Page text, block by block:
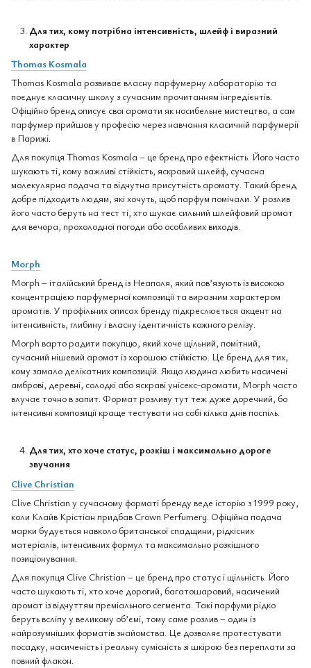
Для тих, кому потрібна інтенсивність, шлейф і виразний
характер
Thomas Kosmala
Thomas Kosmala розвиває власну парфумерну лабораторію та
поєднує класичну школу з сучасним прочитанням інгредієнтів.
Офіційно бренд описує свої аромати як носибельне мистецтво, а сам
парфумер прийшов у професію через навчання класичній парфумерії
в Парижі.
Для покупця Thomas Kosmala – це бренд про ефектність. Його часто
шукають ті, кому важливі стійкість, яскравий шлейф, сучасна
молекулярна подача та відчутна присутність аромату. Такий бренд
добре підходить людям, які хочуть, щоб парфум помічали. У розлив
його часто беруть на тест ті, хто шукає сильний шлейфовий аромат
для вечора, прохолодної погоди або особливих виходів.
Morph
Morph – італійський бренд із Неаполя, який пов’язують із високою
концентрацією парфумерної композиції та виразним характером
ароматів. У профільних описах бренду підкреслюється акцент на
інтенсивність, глибину і власну ідентичність кожного релізу.
Morph варто радити покупцю, який хоче щільний, помітний,
сучасний нішевий аромат із хорошою стійкістю. Це бренд для тих,
кому замало делікатних композицій. Якщо людина любить насичені
амброві, деревні, солодкі або яскраві унісекс-аромати, Morph часто
влучає точно в запит. Формат розливу тут теж дуже доречний, бо
інтенсивні композиції краще тестувати на собі кілька днів поспіль.
Для тих, хто хоче статус, розкіш і максимально дороге
звучання
Clive Christian
Clive Christian у сучасному форматі бренду веде історію з 1999 року,
коли Клайв Крістіан придбав Crown Perfumery. Офіційна подача
марки будується навколо британської спадщини, рідкісних
матеріалів, інтенсивних формул та максимально розкішного
позиціонування.
Для покупця Clive Christian – це бренд про статус і щільність. Його
часто шукають ті, хто хоче дорогий, багатошаровий, насичений
аромат із відчуттям преміального сегмента. Такі парфуми рідко
беруть всліпу у великому об’ємі, тому саме розлив – один із
найрозумніших форматів знайомства. Це дозволяє протестувати
посадку, насиченість і реальну сумісність зі шкірою без переплати за
повний флакон.